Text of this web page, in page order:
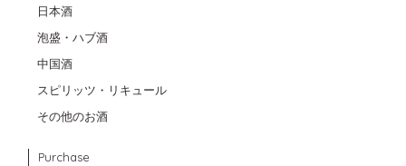
日本酒
泡盛・ハブ酒
中国酒
スピリッツ・リキュール
その他のお酒
Purchase